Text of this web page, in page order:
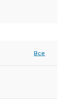
Все